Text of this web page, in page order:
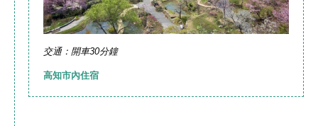
交通：開車30分鐘
高知市內住宿